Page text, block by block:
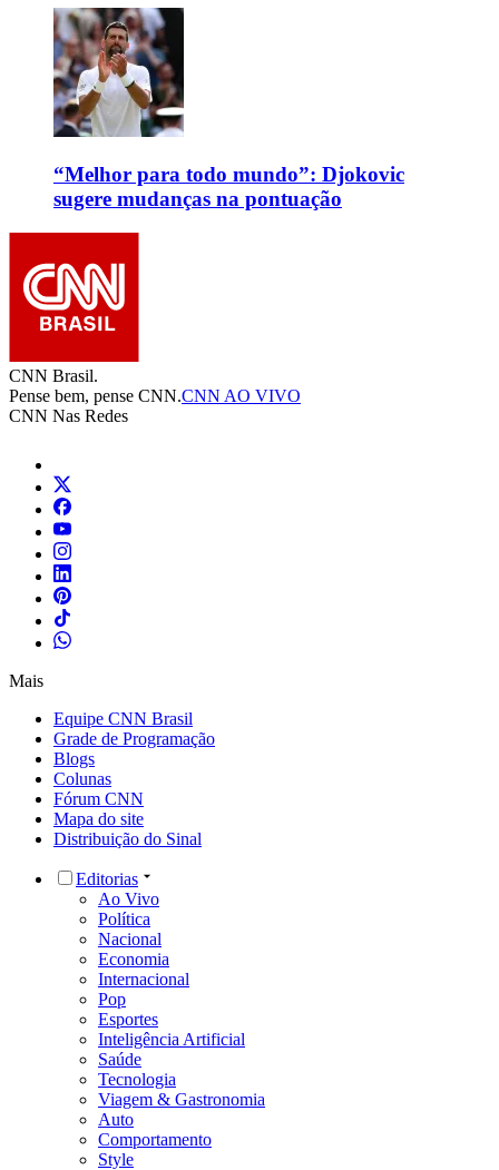
“Melhor para todo mundo”: Djokovic
sugere mudanças na pontuação
CNN Brasil.
Pense bem, pense CNN.CNN AO VIVO
CNN Nas Redes
Mais
Equipe CNN Brasil
Grade de Programação
Blogs
Colunas
Fórum CNN
Mapa do site
Distribuição do Sinal
Editorias
Ao Vivo
Política
Nacional
Economia
Internacional
Pop
Esportes
Inteligência Artificial
Saúde
Tecnologia
Viagem & Gastronomia
Auto
Comportamento
Style